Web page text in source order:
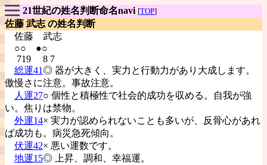
21世紀の姓名判断命名navi [TOP]
佐藤 武志 の姓名判断
佐藤 武志
○○ ●○
719 8 7
総運41◎ 器が大きく、実力と行動力があり大成します。
傲慢さに注意。事故注意。
人運27○ 個性と積極性で社会的成功を収める。自我が強
い。焦りは禁物。
外運14× 実力が認められないことも多いが、反骨心があれ
ば成功も。病災急死傾向。
伏運42× 悪い運数です。
地運15◎ 上昇、調和、幸福運。